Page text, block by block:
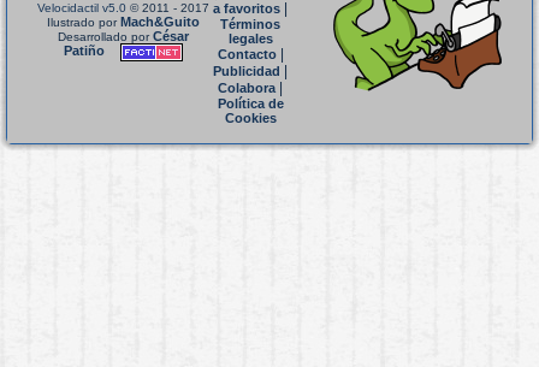
Velocidactil v5.0 © 2011 - 2017
Ilustrado porMach&Guito
Desarrollado porCésar
Patiño
a favoritos
Términos
legales
Contacto|
Publicidad
Colabora|
Política de
Cookies